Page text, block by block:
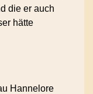
die er auch
hätte
Hannelore